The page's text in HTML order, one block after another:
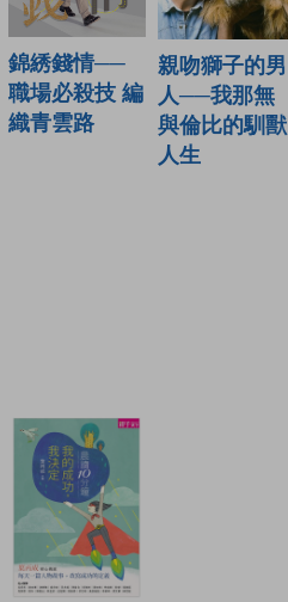
錦綉錢情──
職場必殺技 編
織青雲路
親吻獅子的男
人──我那無
與倫比的馴獸
人生